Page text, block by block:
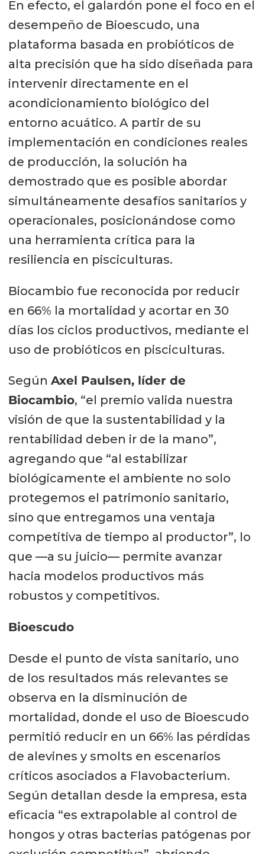
En efecto, el galardón pone el foco en el
desempeño de Bioescudo, una
plataforma basada en probióticos de
alta precisión que ha sido diseñada para
intervenir directamente en el
acondicionamiento biológico del
entorno acuático. A partir de su
implementación en condiciones reales
de producción, la solución ha
demostrado que es posible abordar
simultáneamente desafíos sanitarios y
operacionales, posicionándose como
una herramienta crítica para la
resiliencia en pisciculturas.
Biocambio fue reconocida por reducir
en 66% la mortalidad y acortar en 30
días los ciclos productivos, mediante el
uso de probióticos en pisciculturas.
Según Axel Paulsen, líder de
Biocambio, “el premio valida nuestra
visión de que la sustentabilidad y la
rentabilidad deben ir de la mano”,
agregando que “al estabilizar
biológicamente el ambiente no solo
protegemos el patrimonio sanitario,
sino que entregamos una ventaja
competitiva de tiempo al productor”, lo
que —a su juicio— permite avanzar
hacia modelos productivos más
robustos y competitivos.
Bioescudo
Desde el punto de vista sanitario, uno
de los resultados más relevantes se
observa en la disminución de
mortalidad, donde el uso de Bioescudo
permitió reducir en un 66% las pérdidas
de alevines y smolts en escenarios
críticos asociados a Flavobacterium.
Según detallan desde la empresa, esta
eficacia “es extrapolable al control de
hongos y otras bacterias patógenas por